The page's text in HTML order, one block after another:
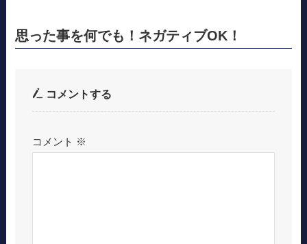
思った事を何でも！ネガティブOK！
コメントする
コメント ※